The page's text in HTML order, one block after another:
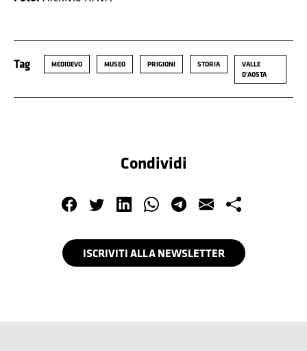
Tag MEDIOEVO MUSEO PRIGIONI STORIA
VALLE
D'AOSTA
Condividi
ISCRIVITI ALLA NEWSLETTER